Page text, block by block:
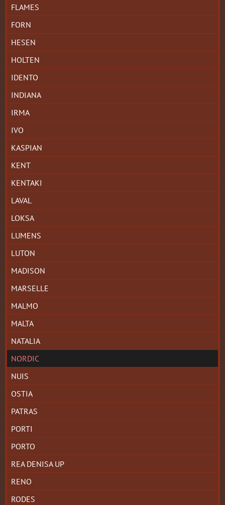
FLAMES
FORN
HESEN
HOLTEN
IDENTO
INDIANA
IRMA
IVO
KASPIAN
KENT
KENTAKI
LAVAL
LOKSA
LUMENS
LUTON
MADISON
MARSELLE
MALMO
MALTA
NATALIA
NORDIC
NUIS
OSTIA
PATRAS
PORTI
PORTO
REA DENISA UP
RENO
RODES